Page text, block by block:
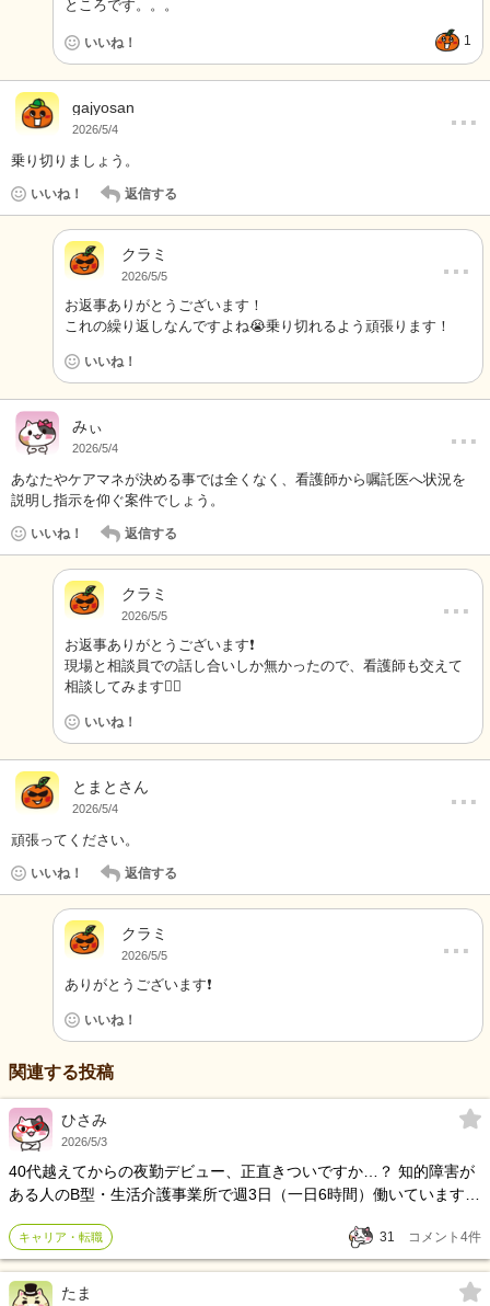
ところです。。。
いいね！ 1
gajyosan
2026/5/4 …
乗り切りましょう。
いいね！ 返信する
クラミ
2026/5/5 …
お返事ありがとうございます！
これの繰り返しなんですよね😭乗り切れるよう頑張ります！
いいね！
みぃ
2026/5/4 …
あなたやケアマネが決める事では全くなく、看護師から嘱託医へ状況を
説明し指示を仰ぐ案件でしょう。
いいね！ 返信する
クラミ
2026/5/5 …
お返事ありがとうございます❗️
現場と相談員での話し合いしか無かったので、看護師も交えて
相談してみます🙇‍♂️
いいね！
とまとさん
2026/5/4 …
頑張ってください。
いいね！ 返信する
クラミ
2026/5/5 …
ありがとうございます❗️
いいね！
関連する投稿
ひさみ
2026/5/3
40代越えてからの夜勤デビュー、正直きついですか…？ 知的障害が
ある人のB型・生活介護事業所で週3日（一日6時間）働いています。
16時〜翌朝9時・休憩3.5時間）に転職するか迷っています。 お金と
時間がほしくての転職ですが、 実際はどうなんでしょうか。。 給料
は数万円上がります。
キャリア・転職 31 コメント 4件
たま